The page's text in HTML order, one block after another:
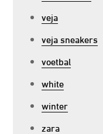
veja
veja sneakers
voetbal
white
winter
zara